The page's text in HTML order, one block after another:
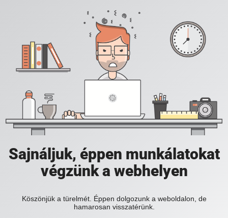
Sajnáljuk, éppen munkálatokat
végzünk a webhelyen
Köszönjük a türelmét. Éppen dolgozunk a weboldalon, de
hamarosan visszatérünk.